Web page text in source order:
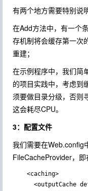
有两个地方需要特别说
在Add方法中，有一个
存机制将会缓存第一次
重建；
在示例程序中，我们简
的项目实践中，考虑到
须要做目录分级，否则
这会耗尽CPU。
3：配置文件
我们需要在Web.config
FileCacheProvider，
    <caching>
<outputCache